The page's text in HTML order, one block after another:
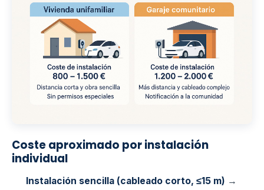
Coste aproximado por instalación
individual
Instalación sencilla (cableado corto, ≤15 m) →